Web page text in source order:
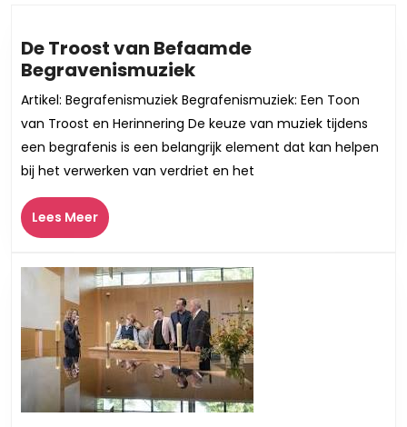
De Troost van Befaamde
BegravenismuziekDe
Troost
van
Befaamde
Begravenismuziek
Artikel: Begrafenismuziek Begrafenismuziek: Een Toon
van Troost en Herinnering De keuze van muziek tijdens
een begrafenis is een belangrijk element dat kan helpen
bij het verwerken van verdriet en het
Lees MeerLees
Meer